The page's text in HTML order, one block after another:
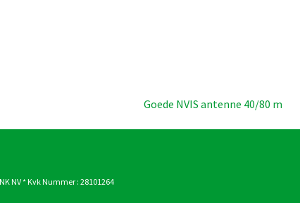
Goede NVIS antenne 40/80 m
NV * Kvk Nummer : 28101264